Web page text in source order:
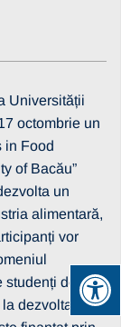
Universității
octombrie un
in Food
of Bacău”
un
alimentară,
vor
studenți de la
dezvoltarea